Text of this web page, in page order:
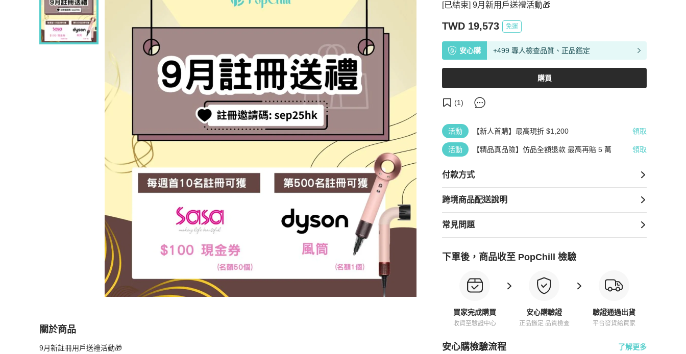
[已結束] 9月新用戶送禮活動🎁
TWD 19,573 免運
安心購 +499 專人檢查品質、正品鑑定
購買
(1)
活動 【新人首購】最高現折 $1,200 領取
活動 【精品真品險】仿品全額退款 最高再賠 5 萬 領取
付款方式
跨境商品配送說明
常見問題
下單後，商品收至 PopChill 檢驗
買家完成購買
收貨至驗證中心
安心購驗證
正品鑑定 品質檢查
驗證通過出貨
平台發貨給買家
安心購檢驗流程 了解更多
關於商品
關於[已結束] 9月新用戶送禮活動🎁
9月新註冊用戶送禮活動🎁